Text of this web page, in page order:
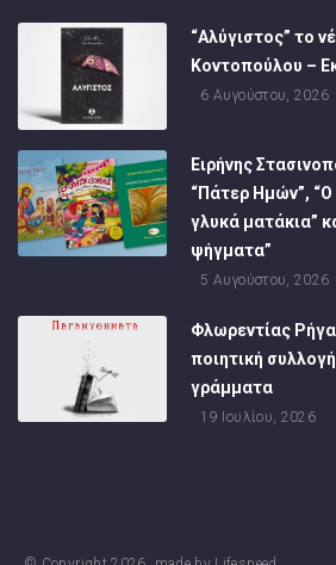
“Αλύγιστος” το
Κοντοπούλου –
6 Αυγούστου, 2026
Ειρήνης
“Πάτερ Ημών”,
γλυκά ματάκια”
ψήγματα”
5 Αυγούστου, 2026
Φλωρεντίας
ποιητική
γράμματα
19 Ιουλίου, 2026